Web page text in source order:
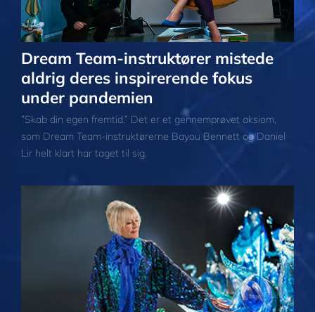
Dream Team-instruktører mistede
aldrig deres inspirerende fokus
under pandemien
”Skab din egen fremtid.” Det er et gennemprøvet aksiom,
som Dream Team-instruktørerne Bayou Bennett og Daniel
Lir helt klart har taget til sig.